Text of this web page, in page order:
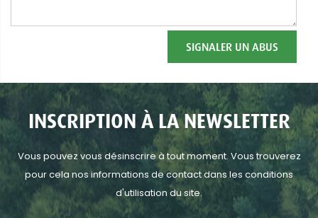
SIGNALER UN ABUS
INSCRIPTION À LA NEWSLETTER
Vous pouvez vous désinscrire à tout moment. Vous trouverez
pour cela nos informations de contact dans les conditions
d'utilisation du site.